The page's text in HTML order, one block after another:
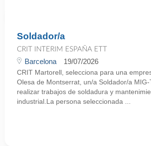
Soldador/a
CRIT INTERIM ESPAÑA ETT
Barcelona 19/07/2026
CRIT Martorell, selecciona para una
Olesa de Montserrat, un/a Soldador/a
realizar trabajos de soldadura y
industrial.La persona seleccionada ...